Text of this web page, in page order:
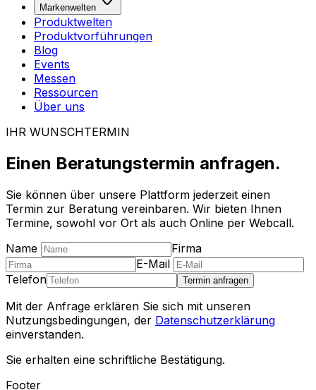
Markenwelten
Produktwelten
Produktvorführungen
Blog
Events
Messen
Ressourcen
Über uns
IHR WUNSCHTERMIN
Einen Beratungstermin anfragen.
Sie können über unsere Plattform jederzeit einen
Termin zur Beratung vereinbaren. Wir bieten Ihnen
Termine, sowohl vor Ort als auch Online per Webcall.
Name
Firma
E-Mail
Telefon
Termin anfragen
Mit der Anfrage erklären Sie sich mit unseren
Nutzungsbedingungen, der Datenschutzerklärung
einverstanden.
Sie erhalten eine schriftliche Bestätigung.
Footer